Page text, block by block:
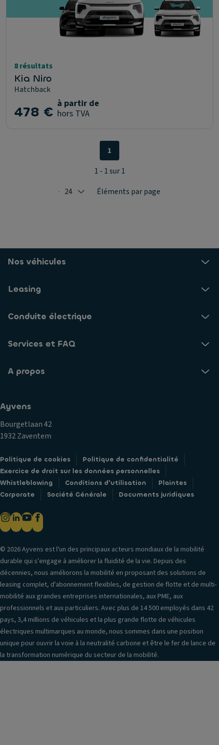
8 résultats
Kia Niro
Hatchback
478 € à partir de
hors TVA
Selected: 24
24 Éléments par page
1
1 - 1 sur 1
Nos véhicules
Leasing
Conduite électrique
Services et FAQ
A propos
Ayvens
Bourgetlaan 42
1932 Zaventem
Politique de cookies
Politique de confidentialité
Exercice de droit sur les données personnelles
Whistleblowing
Conditions d'utilisation
Plaintes
Corporate
Société Générale Documents juridiques
© 2026 Ayvens est l'un des principaux acteurs mondiaux de la mobilité
durable qui s'engage à améliorer la fluidité de la vie. Depuis des
décennies, nous améliorons la mobilité en proposant des solutions de
leasing complet, d'abonnement flexibles, de gestion de flotte et de multi-
mobilité aux grandes entreprises internationales, aux PME, aux
professionnels et aux particuliers. Avec plus de 14 500 employés dans 42
pays, 3,4 millions de véhicules et la plus grande flotte de véhicules
électriques multimarques au monde, nous sommes dans une position
unique pour ouvrir la voie à la neutralité carbone et être le fer de lance de
la transformation numérique du secteur de la mobilité.